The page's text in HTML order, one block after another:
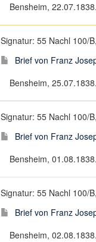
Bensheim,
Signatur: 55 Nachl 100/
Brief von Franz
Bensheim,
Signatur: 55 Nachl 100/
Brief von Franz
Bensheim,
Signatur: 55 Nachl 100/
Brief von Franz
Bensheim,